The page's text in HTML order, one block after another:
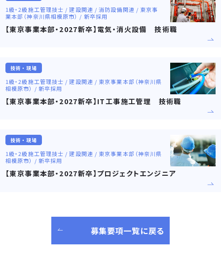
1級・2級施工管理技士 / 建設関連 / 消防設備関連 / 東京事
業本部（神奈川県相模原市） / 新卒採用
【東京事業本部・2027新卒】電気・消火設備 技術職
技術・現場
1級・2級施工管理技士 / 建設関連 / 東京事業本部（神奈川県
相模原市） / 新卒採用
【東京事業本部・2027新卒】IT工事施工管理 技術職
技術・現場
1級・2級施工管理技士 / 建設関連 / 東京事業本部（神奈川県
相模原市） / 新卒採用
【東京事業本部・2027新卒】プロジェクトエンジニア
募集要項一覧に戻る